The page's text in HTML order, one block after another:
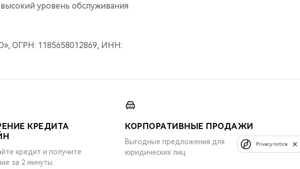
уровень обслуживания
ОГРН: 1185658012869, ИНН:
КРЕДИТА
кредит и получите
за 2 минуты
КОРПОРАТИВНЫЕ ПРОДАЖИ
Выгодные предложения для
юридических лиц
Privacy notice